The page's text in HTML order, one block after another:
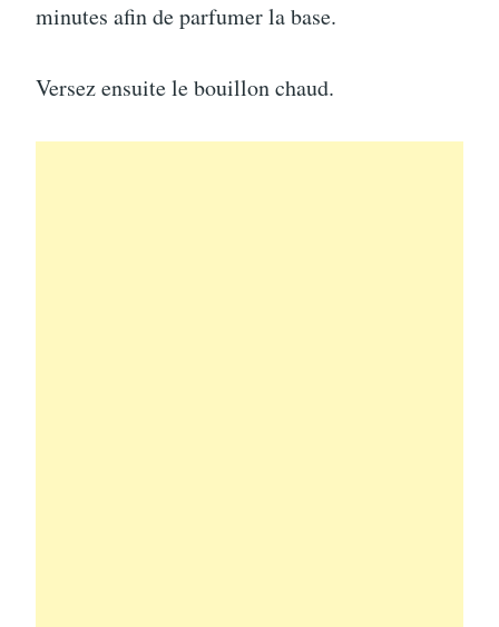
minutes afin de parfumer la base.
Versez ensuite le bouillon chaud.